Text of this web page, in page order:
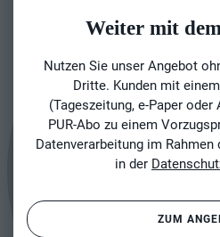
Weiter mit
Nutzen Sie unser Angebot
Dritte. Kunden mit
(Tageszeitung, e-Paper oder
PUR-Abo zu einem
Datenverarbeitung im Rahmen
in der
ZUM